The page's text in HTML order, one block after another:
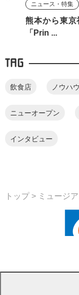
ニュース・特集
熊本から東
「Prin ...
TAG
飲食店 ノウハウ
ニューオープン
インタビュー
トップ> ミュージア